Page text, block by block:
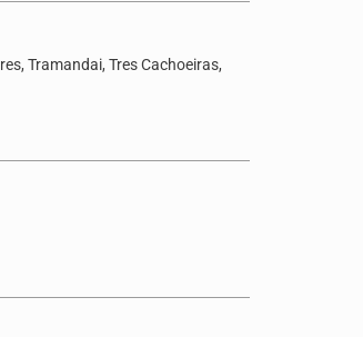
Tramandai, Tres Cachoeiras,